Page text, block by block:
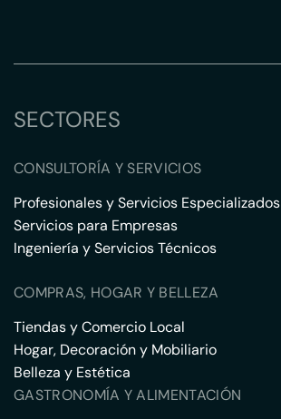
SECTORES
CONSULTORÍA Y SERVICIOS
Profesionales y Servicios Especializados
Servicios para Empresas
Ingeniería y Servicios Técnicos
COMPRAS, HOGAR Y BELLEZA
Tiendas y Comercio Local
Hogar, Decoración y Mobiliario
Belleza y Estética
GASTRONOMÍA Y ALIMENTACIÓN